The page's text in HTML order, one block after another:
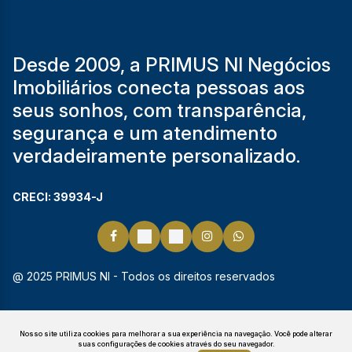
Nosso site utiliza cookies para melhorar a sua experiência na navegação. Você pode alterar
suas configurações de cookies através do seu navegador.
Desde 2009, a PRIMUS NI Negócios
Imobiliários conecta pessoas aos
seus sonhos, com transparência,
segurança e um atendimento
verdadeiramente personalizado.
CRECI: 39934-J
@ 2025 PRIMUS NI - Todos os direitos reservados